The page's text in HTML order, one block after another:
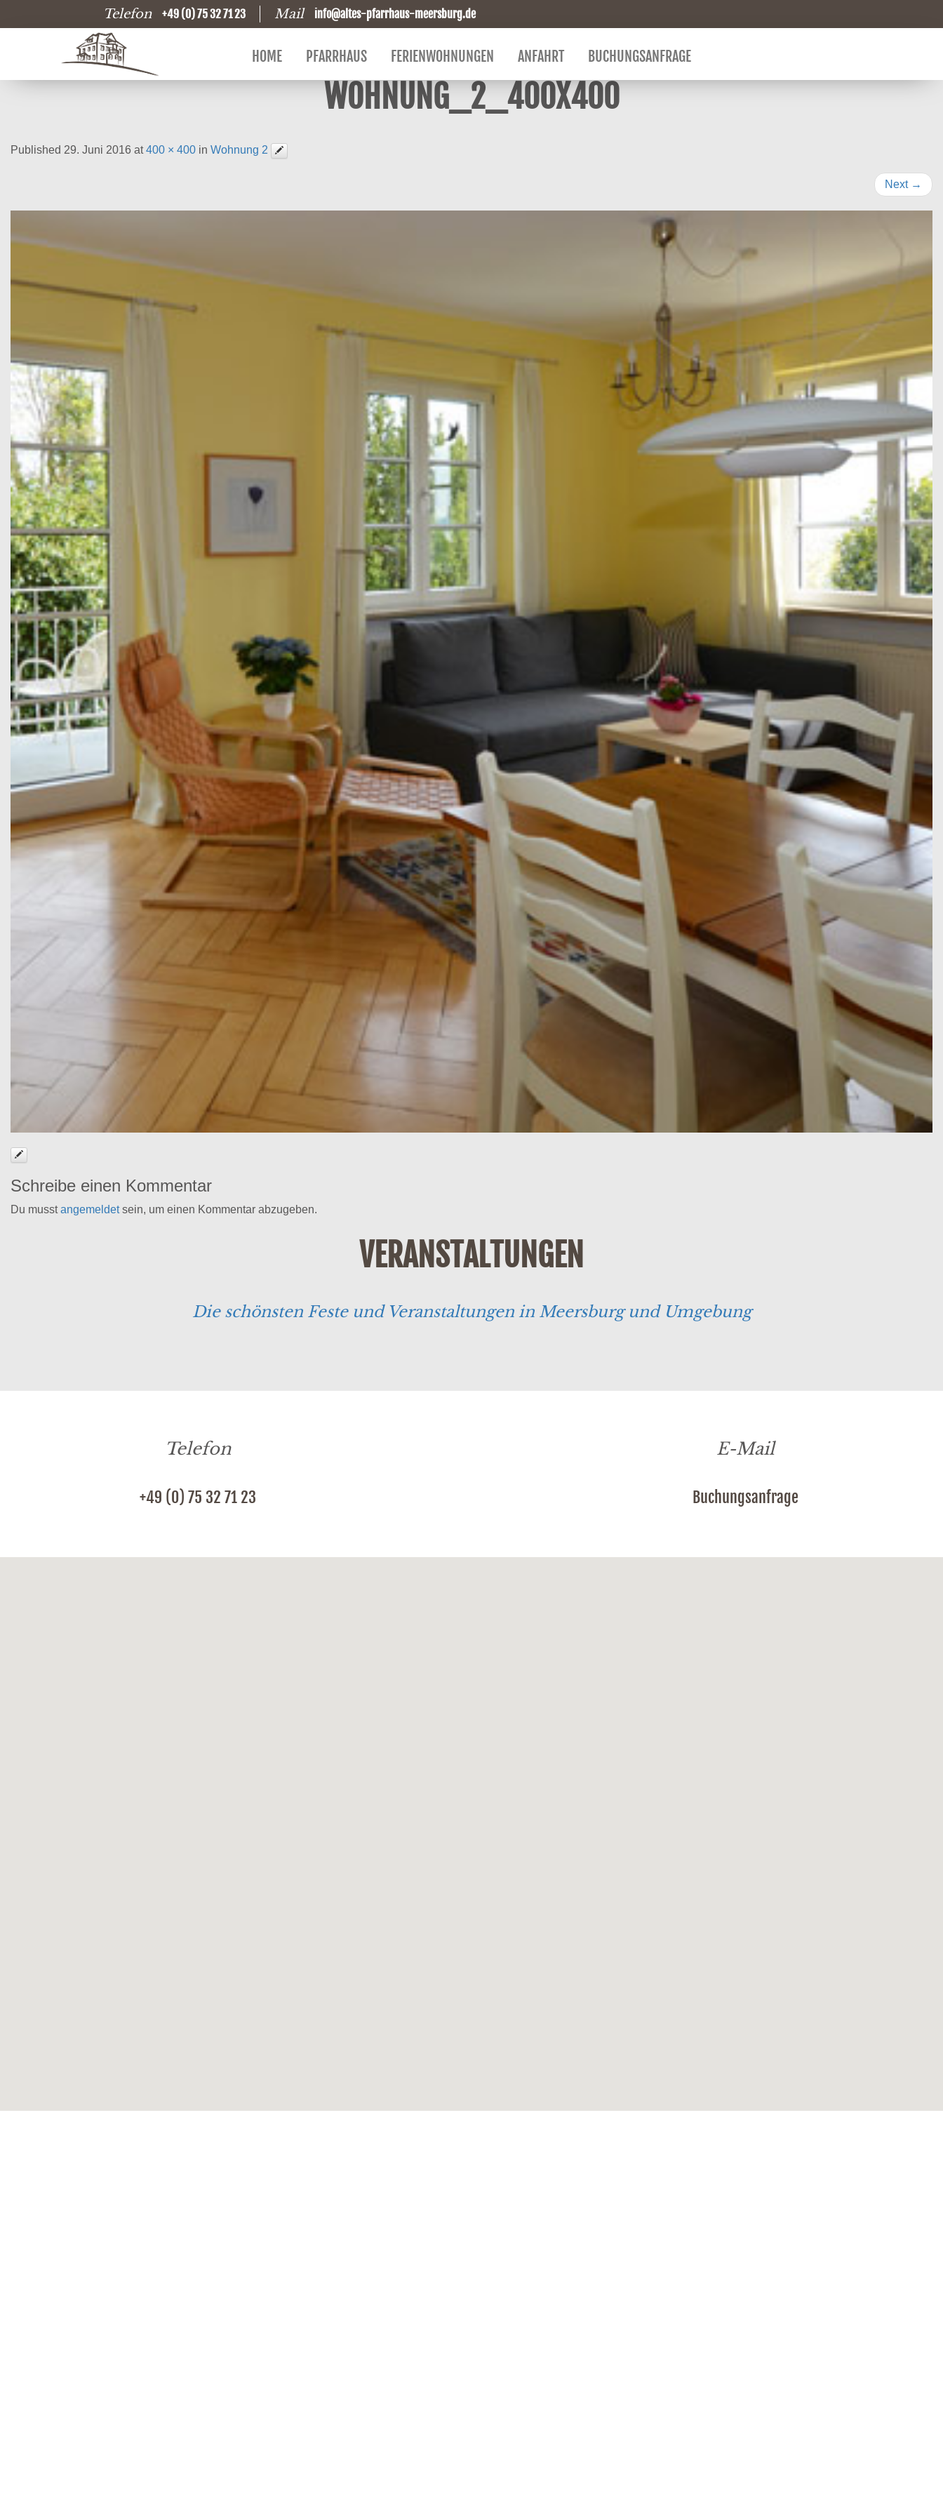
Telefon +49 (0) 75 32 71 23 Mail info@altes-pfarrhaus-meersburg.de
HOME PFARRHAUS FERIENWOHNUNGEN ANFAHRT BUCHUNGSANFRAGE
WOHNUNG_2_400X400
Published 29. Juni 2016 at400 × 400 in Wohnung 2
Next →
Schreibe einen Kommentar
Du musstangemeldetsein, um einen Kommentar abzugeben.
VERANSTALTUNGEN
Die schönsten Feste und Veranstaltungen in Meersburg und Umgebung
Telefon
+49 (0) 75 32 71 23
E-Mail
Buchungsanfrage